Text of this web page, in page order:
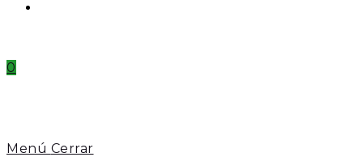
0
Menú Cerrar